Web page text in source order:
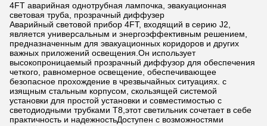
4FT аварийная однотрубная лампочка, эвакуационная
световая труба, прозрачный диффузер
Аварийный световой прибор 4FT, входящий в серию J2,
является универсальным и энергоэффективным решением,
предназначенным для эвакуационных коридоров и других
важных приложений освещения.Он использует
высокопроницаемый прозрачный диффузор для обеспечения
четкого, равномерное освещение, обеспечивающее
безопасное прохождение в чрезвычайных ситуациях. с
изящным стальным корпусом, скользящей системой
установки для простой установки и совместимостью с
светодиодными трубками T8,этот светильник сочетает в себе
практичность и надежностьДоступен с возможностями